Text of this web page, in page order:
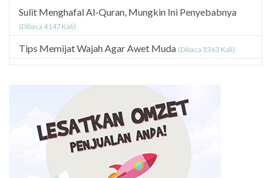
Sulit Menghafal Al-Quran, Mungkin Ini Penyebabnya
(Dibaca 4147 Kali)
Tips Memijat Wajah Agar Awet Muda (Dibaca 3363 Kali)